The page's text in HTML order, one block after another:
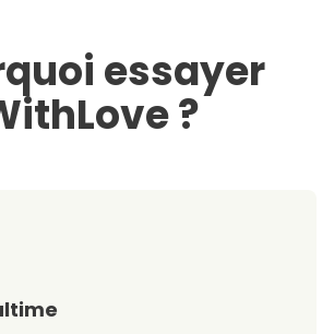
essayer
?